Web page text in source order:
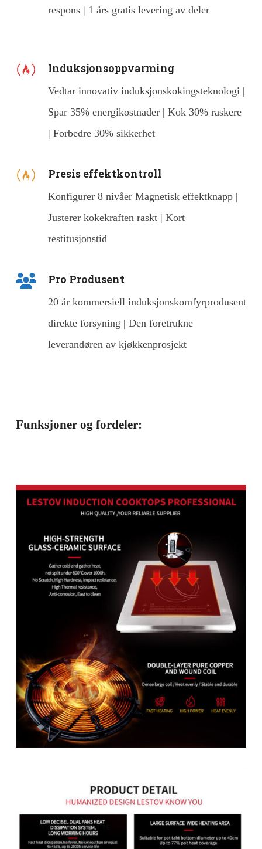
respons | 1 års gratis levering av deler
Induksjonsoppvarming
Vedtar innovativ induksjonskokingsteknologi |
Spar 35% energikostnader | Kok 30% raskere
| Forbedre 30% sikkerhet
Presis effektkontroll
Konfigurer 8 nivåer Magnetisk effektknapp |
Justerer kokekraften raskt | Kort
restitusjonstid
Pro Produsent
20 år kommersiell induksjonskomfyrprodusent
direkte forsyning | Den foretrukne
leverandøren av kjøkkenprosjekt
Funksjoner og fordeler: